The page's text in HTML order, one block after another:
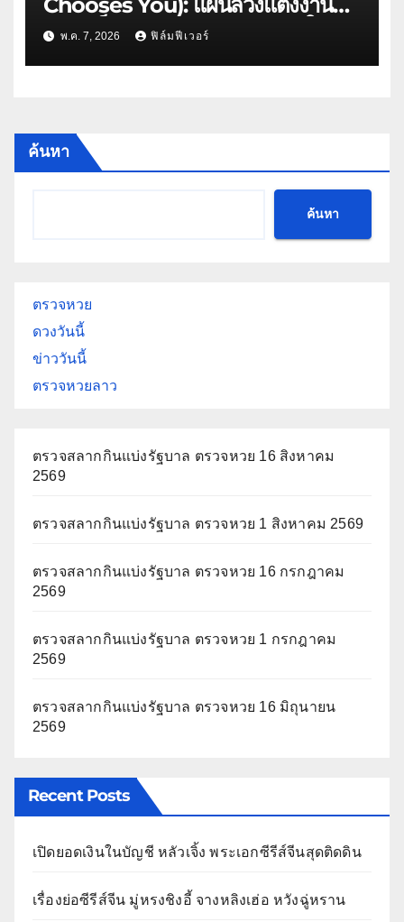
กลายเป็นลิขิตรักพันธนาการหัวใจ
พ.ค. 7, 2026 ฟิล์มฟีเวอร์
ค้นหา
ค้นหา
ตรวจหวย
ดวงวันนี้
ข่าววันนี้
ตรวจหวยลาว
ตรวจสลากกินแบ่งรัฐบาล ตรวจหวย 16 สิงหาคม
2569
ตรวจสลากกินแบ่งรัฐบาล ตรวจหวย 1 สิงหาคม 2569
ตรวจสลากกินแบ่งรัฐบาล ตรวจหวย 16 กรกฎาคม
2569
ตรวจสลากกินแบ่งรัฐบาล ตรวจหวย 1 กรกฎาคม
2569
ตรวจสลากกินแบ่งรัฐบาล ตรวจหวย 16 มิถุนายน
2569
Recent Posts
เปิดยอดเงินในบัญชี หลัวเจิ้ง พระเอกซีรีส์จีนสุดติดดิน
เรื่องย่อซีรีส์จีน มู่หรงชิงอี้ จางหลิงเฮ่อ หวังฉู่หราน